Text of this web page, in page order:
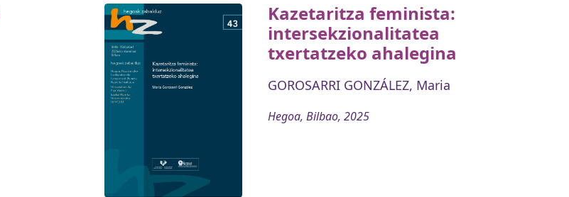
Kazetaritza feminista:
intersekzionalitatea
txertatzeko ahalegina
GOROSARRI GONZÁLEZ, Maria
Hegoa, Bilbao, 2025